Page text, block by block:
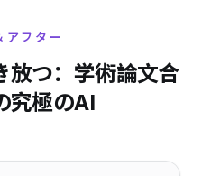
アフター
放つ：学術論文合
究極のAI